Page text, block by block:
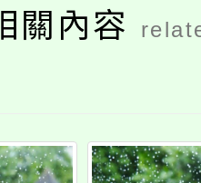
關內容